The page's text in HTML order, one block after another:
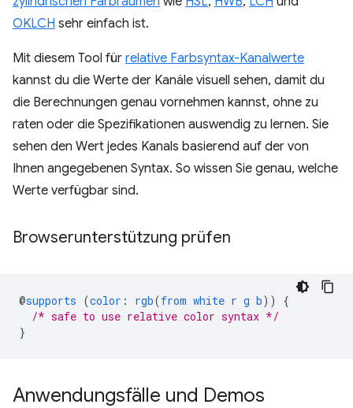
OKLCH sehr einfach ist.
Mit diesem Tool für relative Farbsyntax-Kanalwerte
kannst du die Werte der Kanäle visuell sehen, damit du
die Berechnungen genau vornehmen kannst, ohne zu
raten oder die Spezifikationen auswendig zu lernen. Sie
sehen den Wert jedes Kanals basierend auf der von
Ihnen angegebenen Syntax. So wissen Sie genau, welche
Werte verfügbar sind.
Browserunterstützung prüfen
@supports (color : rgb(from white r g b))
{
/* safe to use relative color syntax */
}
Anwendungsfälle und Demos